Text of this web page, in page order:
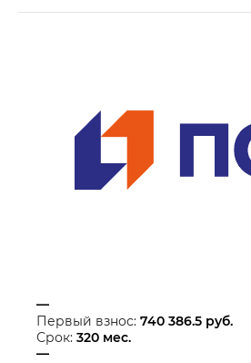
—
Первый взнос: 740 386.5 руб.
Срок: 320 мес.
—